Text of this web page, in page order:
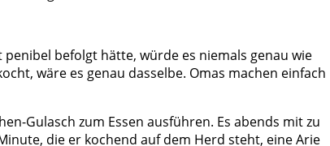
befolgt hätte, würde es niemals genau wie
wäre es genau dasselbe. Omas machen einfach
Gulasch zum Essen ausführen. Es abends mit zu
die er kochend auf dem Herd steht, eine Arie